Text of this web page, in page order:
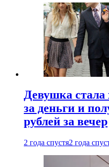
Девушка стала
за деньги и
рублей за вечер
2 года спустя2 года